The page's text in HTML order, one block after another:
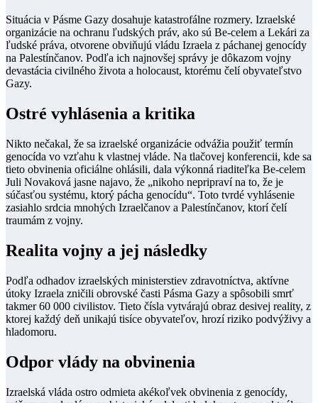
Situácia v Pásme Gazy dosahuje katastrofálne rozmery. Izraelské
organizácie na ochranu ľudských práv, ako sú Be-celem a Lekári za
ľudské práva, otvorene obviňujú vládu Izraela z páchanej genocídy
na Palestínčanov. Podľa ich najnovšej správy je dôkazom vojny
devastácia civilného života a holocaust, ktorému čelí obyvateľstvo
Gazy.
Ostré vyhlásenia a kritika
Nikto nečakal, že sa izraelské organizácie odvážia použiť termín
genocída vo vzťahu k vlastnej vláde. Na tlačovej konferencii, kde sa
tieto obvinenia oficiálne ohlásili, dala výkonná riaditeľka Be-celem
Juli Novaková jasne najavo, že „nikoho nepripraví na to, že je
súčasťou systému, ktorý pácha genocídu“. Toto tvrdé vyhlásenie
zasiahlo srdcia mnohých Izraelčanov a Palestínčanov, ktorí čelí
traumám z vojny.
Realita vojny a jej následky
Podľa odhadov izraelských ministerstiev zdravotníctva, aktívne
útoky Izraela zničili obrovské časti Pásma Gazy a spôsobili smrť
takmer 60 000 civilistov. Tieto čísla vytvárajú obraz desivej reality, z
ktorej každý deň unikajú tisíce obyvateľov, hrozí riziko podvýživy a
hladomoru.
Odpor vlády na obvinenia
Izraelská vláda ostro odmieta akékoľvek obvinenia z genocídy,